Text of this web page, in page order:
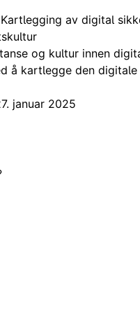
Kartlegging av digital
og kultur innen
å kartlegge den digitale
januar 2025